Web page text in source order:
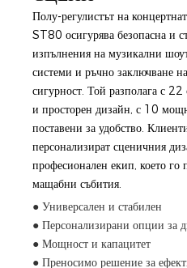
Полу-регулистът на
ST80 осигурява безопасна и
изпълнения на музикални
системи и ръчно заключване
сигурност. Той разполага с
и просторен дизайн, с 10
поставени за удобство.
персонализират сценичния
професионален екип, което го
мащабни събития.
● Универсален и стабилен
● Персонализирани опции за
● Мощност и капацитет
● Преносимо решение за